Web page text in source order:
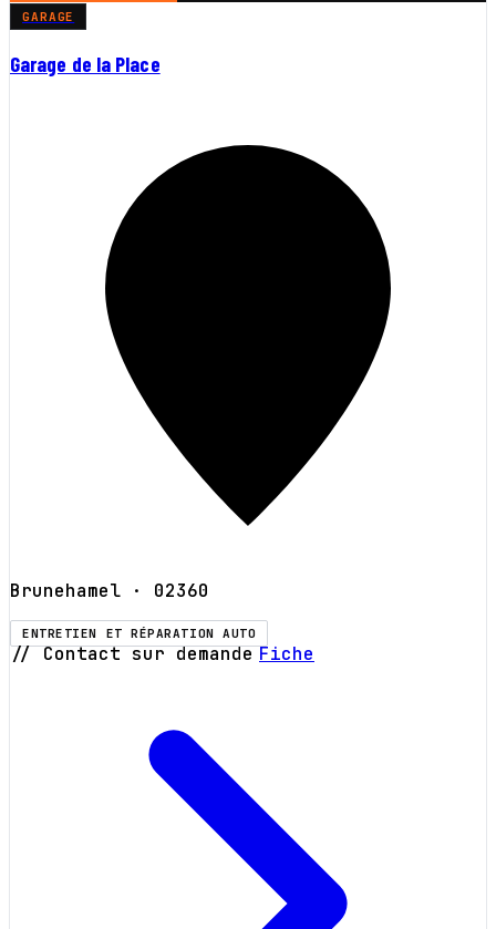
GARAGE
Garage de la Place
Brunehamel · 02360
ENTRETIEN ET RÉPARATION AUTO
// Contact sur demande Fiche